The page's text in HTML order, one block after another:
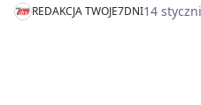
Pilanin, wyrzucony z sali za
tam z naładowanym
REDAKCJA TWOJE7DNI14